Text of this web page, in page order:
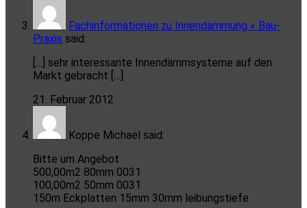
Fachinformationen zu Innendämmung « Bau-
Praxis said:
[…] sehr interessante Innendämmsysteme auf den
Markt gebracht […]
21. Februar 2012
Koppe Michael said:
Bitte um Angebot
500,00m2 80mm 0031
100,00m2 50mm 0031
150m Eckplatten 15mm 30mm leibungstiefe